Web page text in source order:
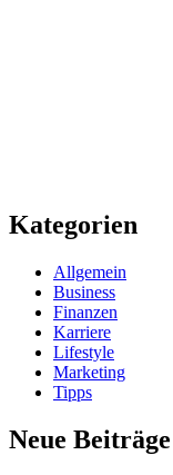
Kategorien
Allgemein
Business
Finanzen
Karriere
Lifestyle
Marketing
Tipps
Neue Beiträge